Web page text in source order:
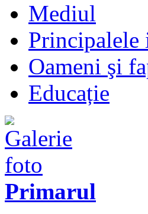
Mediul
Oameni şi
Educație
Primarul